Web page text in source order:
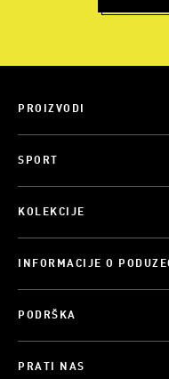
PROIZVODI
SPORT
KOLEKCIJE
INFORMACIJE O
PODRŠKA
PRATI NAS